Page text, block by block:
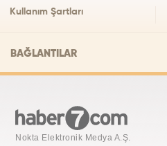
Kullanım Şartları
BAĞLANTILAR
Nokta Elektronik Medya A.Ş.